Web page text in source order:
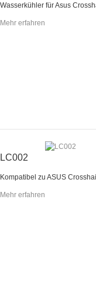
Wasserkühler für Asus
Mehr erfahren
LC002
Kompatibel zu ASUS
Mehr erfahren